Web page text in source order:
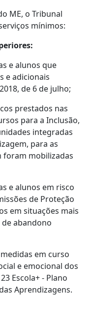
ME, o Tribunal
mínimos:
e alunos que
e adicionais
de 6 de julho;
prestados nas
para a Inclusão,
integradas
para as
foram mobilizadas
e alunos em risco
de Proteção
em situações mais
abandono
em curso
e emocional dos
Escola+ - Plano
Aprendizagens.